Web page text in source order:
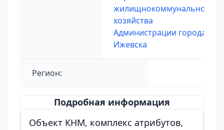
жилищнокоммунального
хозяйства
Администрации города
Ижевска
Регион:
Подробная информация
Объект КНМ, комплекс атрибутов,